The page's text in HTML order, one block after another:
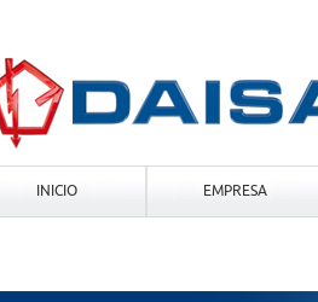
INICIO EMPRESA